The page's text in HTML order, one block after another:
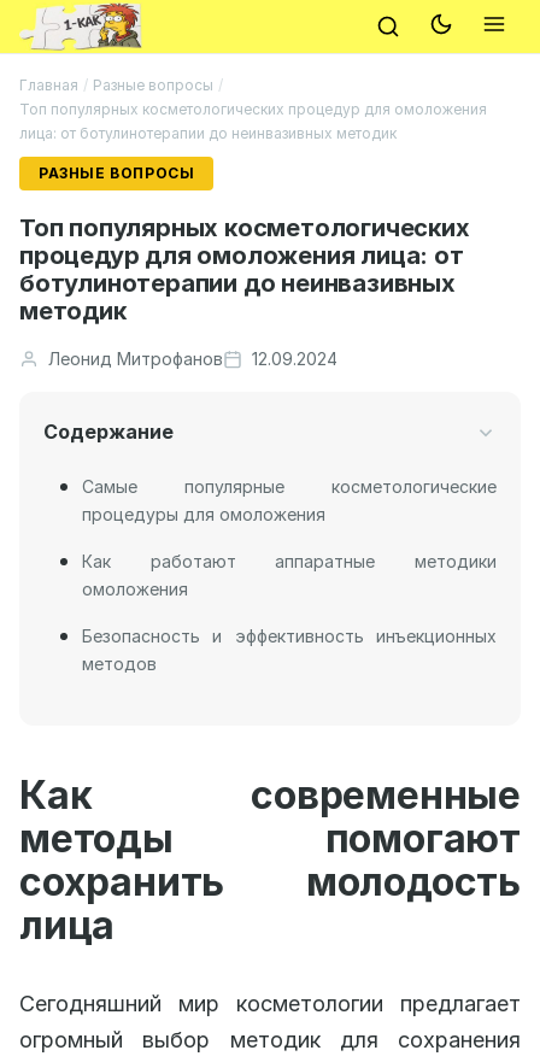
Главная / Разные вопросы /
Топ популярных косметологических процедур для омоложения
лица: от ботулинотерапии до неинвазивных методик
РАЗНЫЕ ВОПРОСЫ
Топ популярных косметологических
процедур для омоложения лица: от
ботулинотерапии до неинвазивных
методик
Леонид Митрофанов 12.09.2024
Содержание
Самые популярные косметологические
процедуры для омоложения
Как работают аппаратные методики
омоложения
Безопасность и эффективность инъекционных
методов
Как современные
методы помогают
сохранить молодость
лица
Сегодняшний мир косметологии предлагает
огромный выбор методик для сохранения